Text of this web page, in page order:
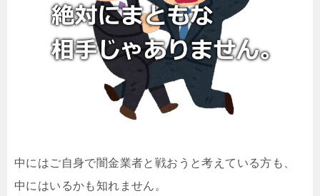
中にはご自身で闇金業者と戦おうと考えている方も、
中にはいるかも知れません。